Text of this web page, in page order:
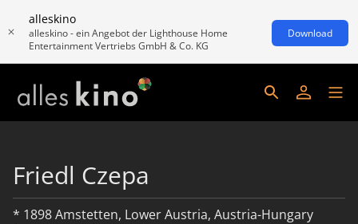
alleskino
alleskino - ein Angebot der Lighthouse Home
Entertainment Vertriebs GmbH & Co. KG
Download
Friedl Czepa
* 1898 Amstetten, Lower Austria, Austria-Hungary